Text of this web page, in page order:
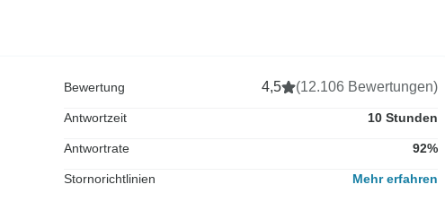
Bewertung 4,5 (12.106 Bewertungen)
Antwortzeit 10 Stunden
Antwortrate 92%
Stornorichtlinien Mehr erfahren